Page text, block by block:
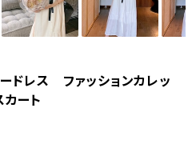
ドレス ファッションカレッ
ート